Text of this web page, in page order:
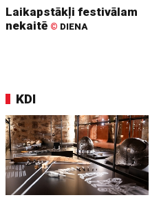
Laikapstākļi festivālam
nekaitē © DIENA
KDI